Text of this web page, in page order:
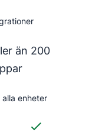
än 200
enheter